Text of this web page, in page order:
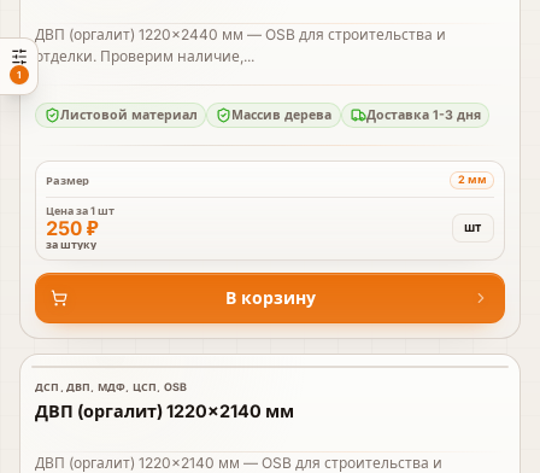
ДВП (оргалит) 1220×2440 мм — OSB для строительства и
отделки. Проверим наличие,...
Листовой материал Массив дерева Доставка 1-3 дня
Размер 2 мм
Цена за1 шт
250 ₽
за штуку
шт
В корзину
В наличии
ДСП, ДВП, МДФ, ЦСП, OSB
ДВП (оргалит) 1220×2140 мм
ДВП (оргалит) 1220×2140 мм — OSB для строительства и
1